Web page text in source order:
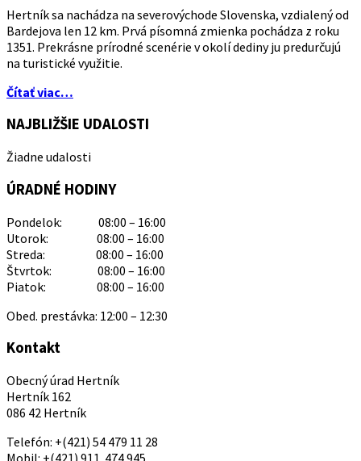
Hertník sa nachádza na severovýchode Slovenska, vzdialený od
Bardejova len 12 km. Prvá písomná zmienka pochádza z roku
1351. Prekrásne prírodné scenérie v okolí dediny ju predurčujú
na turistické využitie.
Čítať viac…
NAJBLIŽŠIE UDALOSTI
Žiadne udalosti
ÚRADNÉ HODINY
Pondelok: 08:00 – 16:00
Utorok: 08:00 – 16:00
Streda: 08:00 – 16:00
Štvrtok: 08:00 – 16:00
Piatok: 08:00 – 16:00
Obed. prestávka: 12:00 – 12:30
Kontakt
Obecný úrad Hertník
Hertník 162
086 42 Hertník
Telefón: +(421) 54 479 11 28